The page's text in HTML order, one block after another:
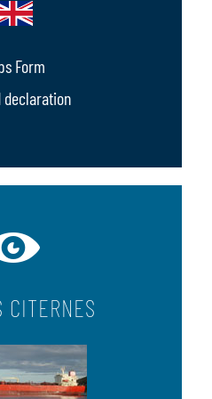
Form
declaration
CITERNES